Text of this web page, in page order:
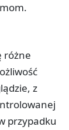
różne
z
przypadku